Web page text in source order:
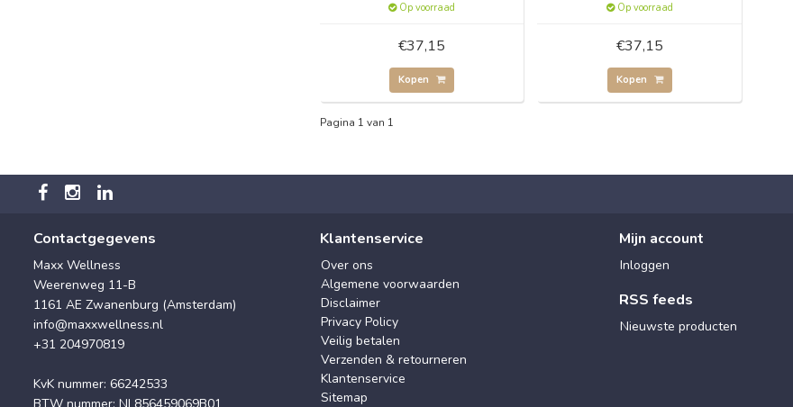
Op voorraad
€37,15
Kopen
Op voorraad
€37,15
Kopen
Pagina 1 van 1
Contactgegevens
Maxx Wellness
Weerenweg 11-B
1161 AE Zwanenburg (Amsterdam)
info@maxxwellness.nl
+31 204970819
KvK nummer: 66242533
Klantenservice
Over ons
Algemene voorwaarden
Disclaimer
Privacy Policy
Veilig betalen
Verzenden & retourneren
Klantenservice
Sitemap
Mijn account
Inloggen
RSS feeds
Nieuwste producten